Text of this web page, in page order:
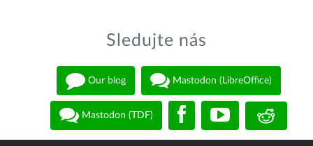
Sledujte nás
Our blog Mastodon (LibreOffice)
Mastodon (TDF)